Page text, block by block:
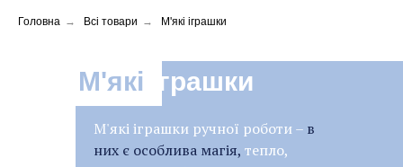
Головна → Всі товари → М'які іграшки
М'які іграшки
М'які іграшки ручної роботи – в
них є особлива магія, тепло,